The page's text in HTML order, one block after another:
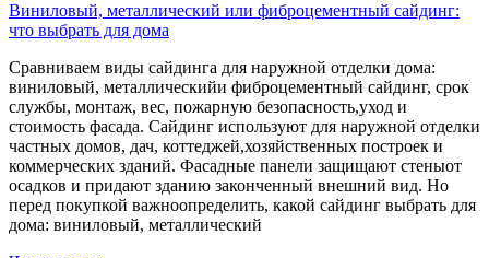
Виниловый, металлический или фиброцементный сайдинг:
что выбрать для дома
Сравниваем виды сайдинга для наружной отделки дома:
виниловый, металлическийи фиброцементный сайдинг, срок
службы, монтаж, вес, пожарную безопасность,уход и
стоимость фасада. Сайдинг используют для наружной отделки
частных домов, дач, коттеджей,хозяйственных построек и
коммерческих зданий. Фасадные панели защищают стеныот
осадков и придают зданию законченный внешний вид. Но
перед покупкой важноопределить, какой сайдинг выбрать для
дома: виниловый, металлический